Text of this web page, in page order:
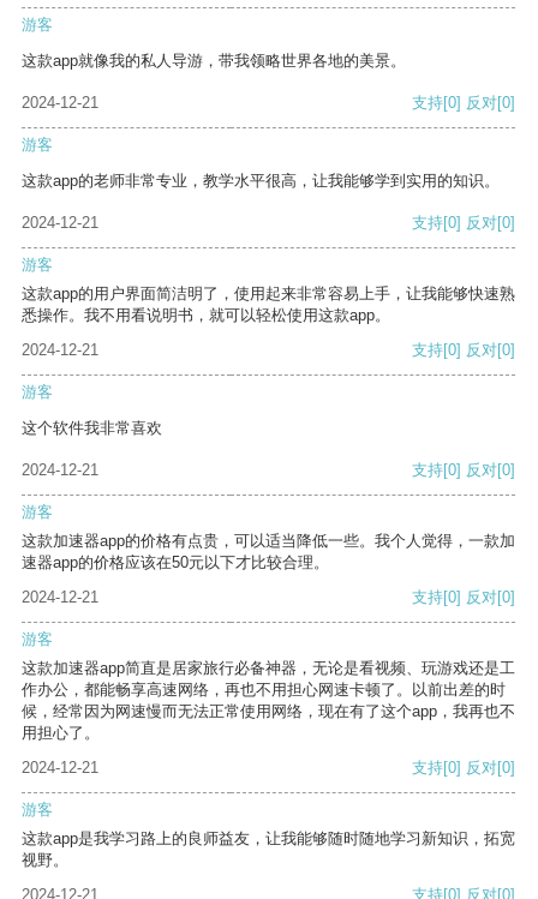
游客
这款app就像我的私人导游，带我领略世界各地的美景。
2024-12-21 支持[0] 反对[0]
游客
这款app的老师非常专业，教学水平很高，让我能够学到实用的知识。
2024-12-21 支持[0] 反对[0]
游客
这款app的用户界面简洁明了，使用起来非常容易上手，让我能够快速熟
悉操作。我不用看说明书，就可以轻松使用这款app。
2024-12-21
支持[0] 反对[0]
游客
这个软件我非常喜欢
2024-12-21 支持[0] 反对[0]
游客
这款加速器app的价格有点贵，可以适当降低一些。我个人觉得，一款加
速器app的价格应该在50元以下才比较合理。
2024-12-21
支持[0] 反对[0]
游客
这款加速器app简直是居家旅行必备神器，无论是看视频、玩游戏还是工
作办公，都能畅享高速网络，再也不用担心网速卡顿了。以前出差的时
候，经常因为网速慢而无法正常使用网络，现在有了这个app，我再也不
用担心了。
2024-12-21
支持[0] 反对[0]
游客
这款app是我学习路上的良师益友，让我能够随时随地学习新知识，拓宽
视野。
2024-12-21
支持[0] 反对[0]